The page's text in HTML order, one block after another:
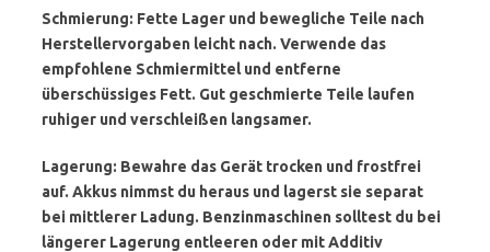
Schmierung: Fette Lager und bewegliche Teile nach
Herstellervorgaben leicht nach. Verwende das
empfohlene Schmiermittel und entferne
überschüssiges Fett. Gut geschmierte Teile laufen
ruhiger und verschleißen langsamer.
Lagerung: Bewahre das Gerät trocken und frostfrei
auf. Akkus nimmst du heraus und lagerst sie separat
bei mittlerer Ladung. Benzinmaschinen solltest du bei
längerer Lagerung entleeren oder mit Additiv